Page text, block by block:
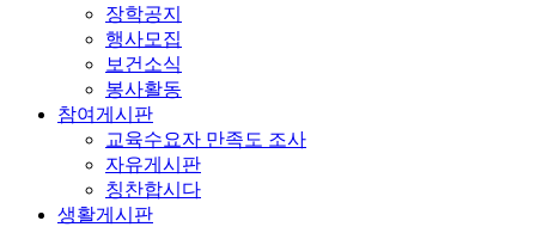
장학공지
행사모집
보건소식
봉사활동
참여게시판
교육수요자 만족도 조사
자유게시판
칭찬합시다
생활게시판